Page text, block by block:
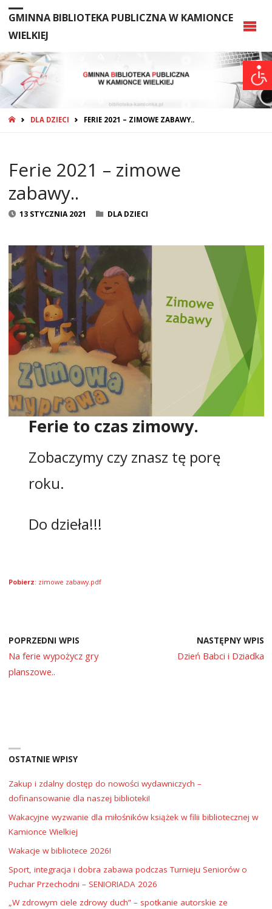
GMINNA BIBLIOTEKA PUBLICZNA W KAMIONCE
WIELKIEJ
STRONA
DLA DZIECI FERIE 2021 – ZIMOWE ZABAWY..
Ferie 2021 – zimowe
zabawy..
13 STYCZNIA 2021 DLA DZIECI
Ferie to czas zimowy.
Zobaczymy czy znasz tę porę
roku.
Do dzieła!!!
Pobierz: zimowe zabawy.pdf
POPRZEDNI WPIS
Na ferie wypożycz gry
planszowe..
NASTĘPNY WPIS
Dzień Babci i Dziadka
OSTATNIE WPISY
Zakup i zdalny dostęp do nowości wydawniczych –
dofinansowanie dla naszej biblioteki!
Wakacyjne wyzwanie dla miłośników książek w filii bibliotecznej w
Kamionce Wielkiej
Wakacje w bibliotece 2026!
Sport, integracja i dobra zabawa podczas Turnieju Seniorów o
Puchar Przechodni – SENIORIADA 2026
„W zdrowym ciele zdrowy duch” – spotkanie autorskie ze